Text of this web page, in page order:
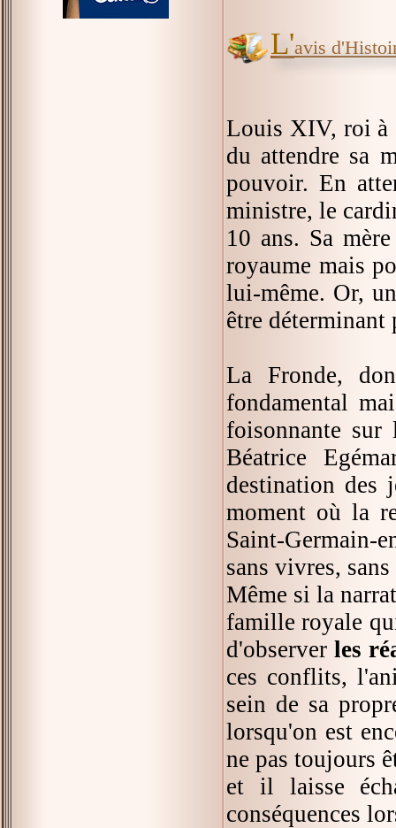
L'avis
Louis XIV, roi à
du attendre sa
pouvoir. En
ministre, le
10 ans. Sa
royaume mais
lui-même. Or,
être
La Fronde,
fondamental
foisonnante
Béatrice
destination des
moment où la
Saint-Germain-
sans vivres,
Même si la
famille royale
d'observerles
ces conflits,
sein de sa
lorsqu'on est
ne pas toujours
et il laisse
conséquences